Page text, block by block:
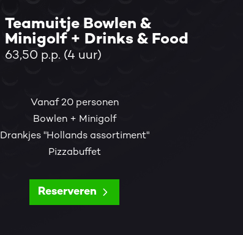
Teamuitje Bowlen &
Minigolf + Drinks & Food
63,50 p.p. (4 uur)
Vanaf 20 personen
Bowlen + Minigolf
Drankjes "Hollands assortiment"
Pizzabuffet
Reserveren